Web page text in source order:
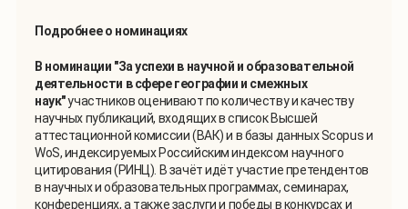
Подробнее о номинациях
В номинации "За успехи в научной и образовательной
деятельности в сфере географии и смежных
наук"участников оценивают по количеству и качеству
научных публикаций, входящих в список Высшей
аттестационной комиссии (ВАК) и в базы данных Scopus и
WoS, индексируемых Российским индексом научного
цитирования (РИНЦ). В зачёт идёт участие претендентов
в научных и образовательных программах, семинарах,
конференциях, а также заслуги и победы в конкурсах и